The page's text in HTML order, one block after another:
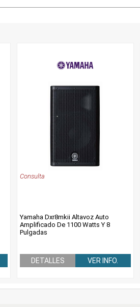
Consulta
Yamaha Dxr8mkii Altavoz Auto
Amplificado De 1100 Watts Y 8
Pulgadas
DETALLES VER INFO.